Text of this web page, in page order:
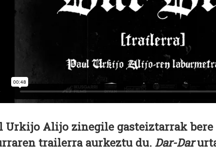
Urkijo Alijo zinegile gasteiztarrak
trailerra aurkeztu du. Dar-Dar